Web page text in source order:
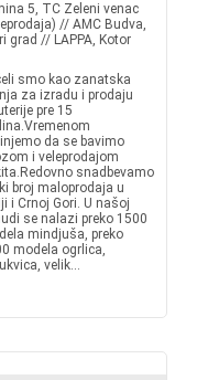
5, TC Zeleni venac
// AMC Budva,
grad // LAPPA, Kotor
smo kao zanatska
za izradu i prodaju
pre 15
da se bavimo
i veleprodajom
snadbevamo
broj maloprodaja u
i Crnoj Gori. U našoj
se nalazi preko 1500
mindjuša, preko
modela ogrlica,
velik...